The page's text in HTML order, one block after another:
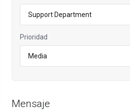
Prioridad
Mensaje